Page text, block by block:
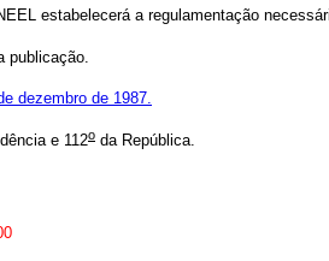
estabelecerá a regulamentação
publicação.
dezembro de 1987.
e 112o da República.